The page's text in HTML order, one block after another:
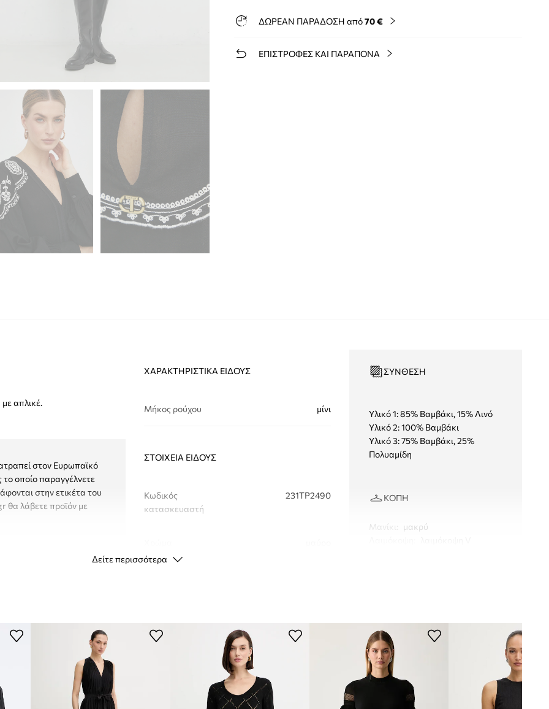
ΔΩΡΕΑΝ ΠΑΡΑΔΟΣΗ από70 €
ΕΠΙΣΤΡΟΦΕΣ ΚΑΙ ΠΑΡΑΠΟΝΑ
απλικέ.
στον Ευρωπαϊκό
οποίο παραγγέλνετε
στην ετικέτα του
θα λάβετε προϊόν με
ΧΑΡΑΚΤΗΡΙΣΤΙΚΆ ΕΊΔΟΥΣ
Μήκος ρούχου μίνι
ΣΤΟΙΧΕΊΑ ΕΊΔΟΥΣ
Κωδικός
κατασκευαστή
231TP2490
ΣΎΝΘΕΣΗ
Υλικό 1: 85% Βαμβάκι, 15% Λινό
Υλικό 2: 100% Βαμβάκι
Υλικό 3: 75% Βαμβάκι, 25%
Πολυαμίδη
ΚΟΠΉ
Μανίκι
μακρύ
Το μοντέλο έχει ύψος 177 εκ. και
φοράει μέγεθος 36
Τα μεγέθη που εμφανίζονται στο
κατάστημα έχουν μετατραπεί σύμφωνα
με το τυπικό ευρωπαϊκό μεγεθολόγιο. Η
ετικέτα του προϊόντος που παραδόθηκε
φέρει την αρχική σήμανση του
Δείτε περισσότερα